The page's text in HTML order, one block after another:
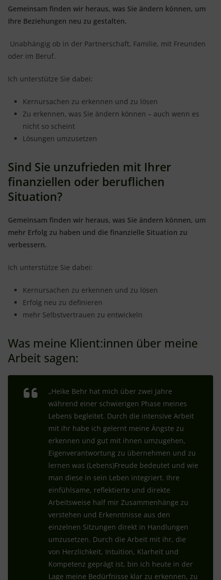
Gemeinsam finden wir heraus, was Sie ändern können, um
Ihre Beziehungen neu zu gestalten.
Unabhängig ob in der Partnerschaft, Familie, mit Freunden
oder im Beruf.
Ich unterstütze Sie dabei:
Kernursachen zu erkennen und zu lösen
Zu erkennen, was Sie ändern können – auch wenn es
nicht so scheint
Lösungen umzusetzen
Sind Sie unzufrieden mit Ihrer
finanziellen oder beruflichen
Situation?
Gemeinsam finden wir heraus, was Sie ändern können, um
mehr Erfolg zu haben und die finanzielle Situation zu
verbessern.
Ich unterstütze Sie dabei:
Kernursachen zu erkennen und zu lösen
Erfolg neu zu definieren
mehr Selbstvertrauen zu entwickeln
Was meine Klient:innen über meine
Arbeit sagen:
„Heike Behr hat mich über zwei Jahre
während einer schwierigen Phase meines
Lebens begleitet. Durch die intensive Arbeit
mit ihr habe ich gelernt meine Ängste zu
erkennen und gut mit ihnen umzugehen,
Eigenverantwortung zu übernehmen und zu
lernen was (Lebens)Freude bedeutet und wie
man diese in sein Leben integriert. Ihre
einfühlsame, reflektierte und direkte
Arbeitsweise half mir Zusammenhänge zu
verstehen und Erkenntnisse aus den
einzelnen Sitzungen direkt in Handlungen
umzusetzen. Durch die Arbeit mit ihr, die
von Herzlichkeit, Intuition, Klarheit und
Kompetenz geprägt ist, bin ich heute in der
Lage meine Bedürfnisse klar zu erkennen, zu